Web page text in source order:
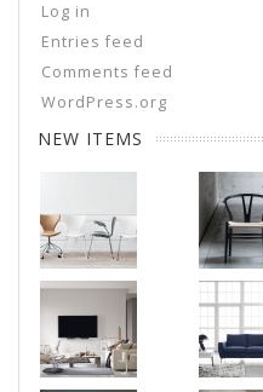
Log in
Entries feed
Comments feed
WordPress.org
NEW ITEMS